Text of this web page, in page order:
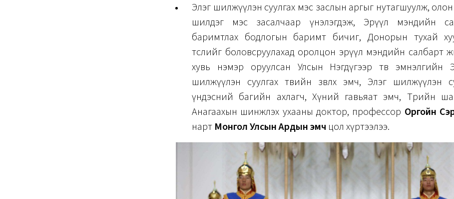
Элэг шилжүүлэн суулгах мэс заслын аргыг нутагшуулж,
шилдэг мэс засалчаар үнэлэгдэж, Эрүүл мэндийн
баримтлах бодлогын баримт бичиг, Донорын тухай
төслийг боловсруулахад оролцон эрүүл мэндийн салбарт
хувь нэмэр оруулсан Улсын Нэгдүгээр төв эмнэлгийн
шилжүүлэн суулгах төвийн зөвлөх эмч, Элэг шилжүүлэн
үндэсний багийн ахлагч, Хүний гавьяат эмч, Төрийн
Анагаахын шинжлэх ухааны доктор, профессор Оргойн
нарт Монгол УлсынАрдын эмч цол хүртээлээ.